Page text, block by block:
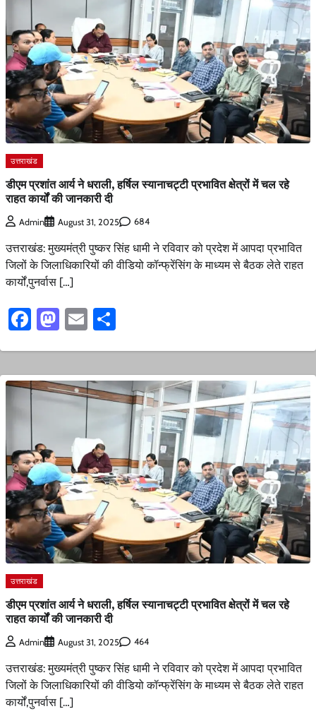
उत्तराखंड
डीएम प्रशांत आर्य ने धराली, हर्षिल स्यानाचट्टी प्रभावित क्षेत्रों में चल रहे
राहत कार्यों की जानकारी दी
Admin August 31, 2025 684
उत्तराखंड: मुख्यमंत्री पुष्कर सिंह धामी ने रविवार को प्रदेश में आपदा प्रभावित
जिलों के जिलाधिकारियों की वीडियो कॉन्फ्रेंसिंग के माध्यम से बैठक लेते राहत
कार्यों,पुनर्वास […]
Facebook
Mastodon
Email
उत्तराखंड
डीएम प्रशांत आर्य ने धराली, हर्षिल स्यानाचट्टी प्रभावित क्षेत्रों में चल रहे
राहत कार्यों की जानकारी दी
Admin August 31, 2025 464
उत्तराखंड: मुख्यमंत्री पुष्कर सिंह धामी ने रविवार को प्रदेश में आपदा प्रभावित
जिलों के जिलाधिकारियों की वीडियो कॉन्फ्रेंसिंग के माध्यम से बैठक लेते राहत
कार्यों,पुनर्वास […]